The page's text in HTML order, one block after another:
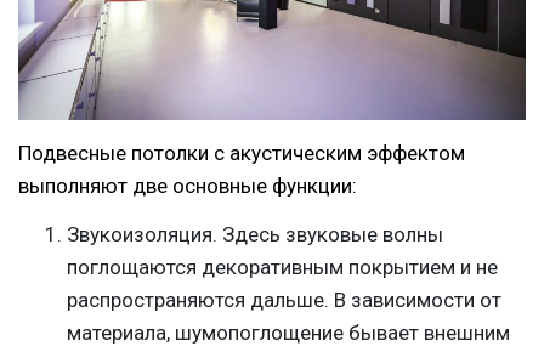
Подвесные потолки с акустическим эффектом
выполняют две основные функции:
Звукоизоляция. Здесь звуковые волны
поглощаются декоративным покрытием и не
распространяются дальше. В зависимости от
материала, шумопоглощение бывает внешним